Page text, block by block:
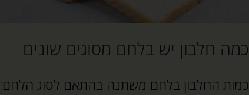
כמה חלבון יש בלחם מסוגים שונים
כמות החלבון בלחם משתנה בהתאם לסוג הלחם: